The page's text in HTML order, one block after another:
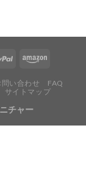
問い合わせ
FAQ
サイトマップ
チャー